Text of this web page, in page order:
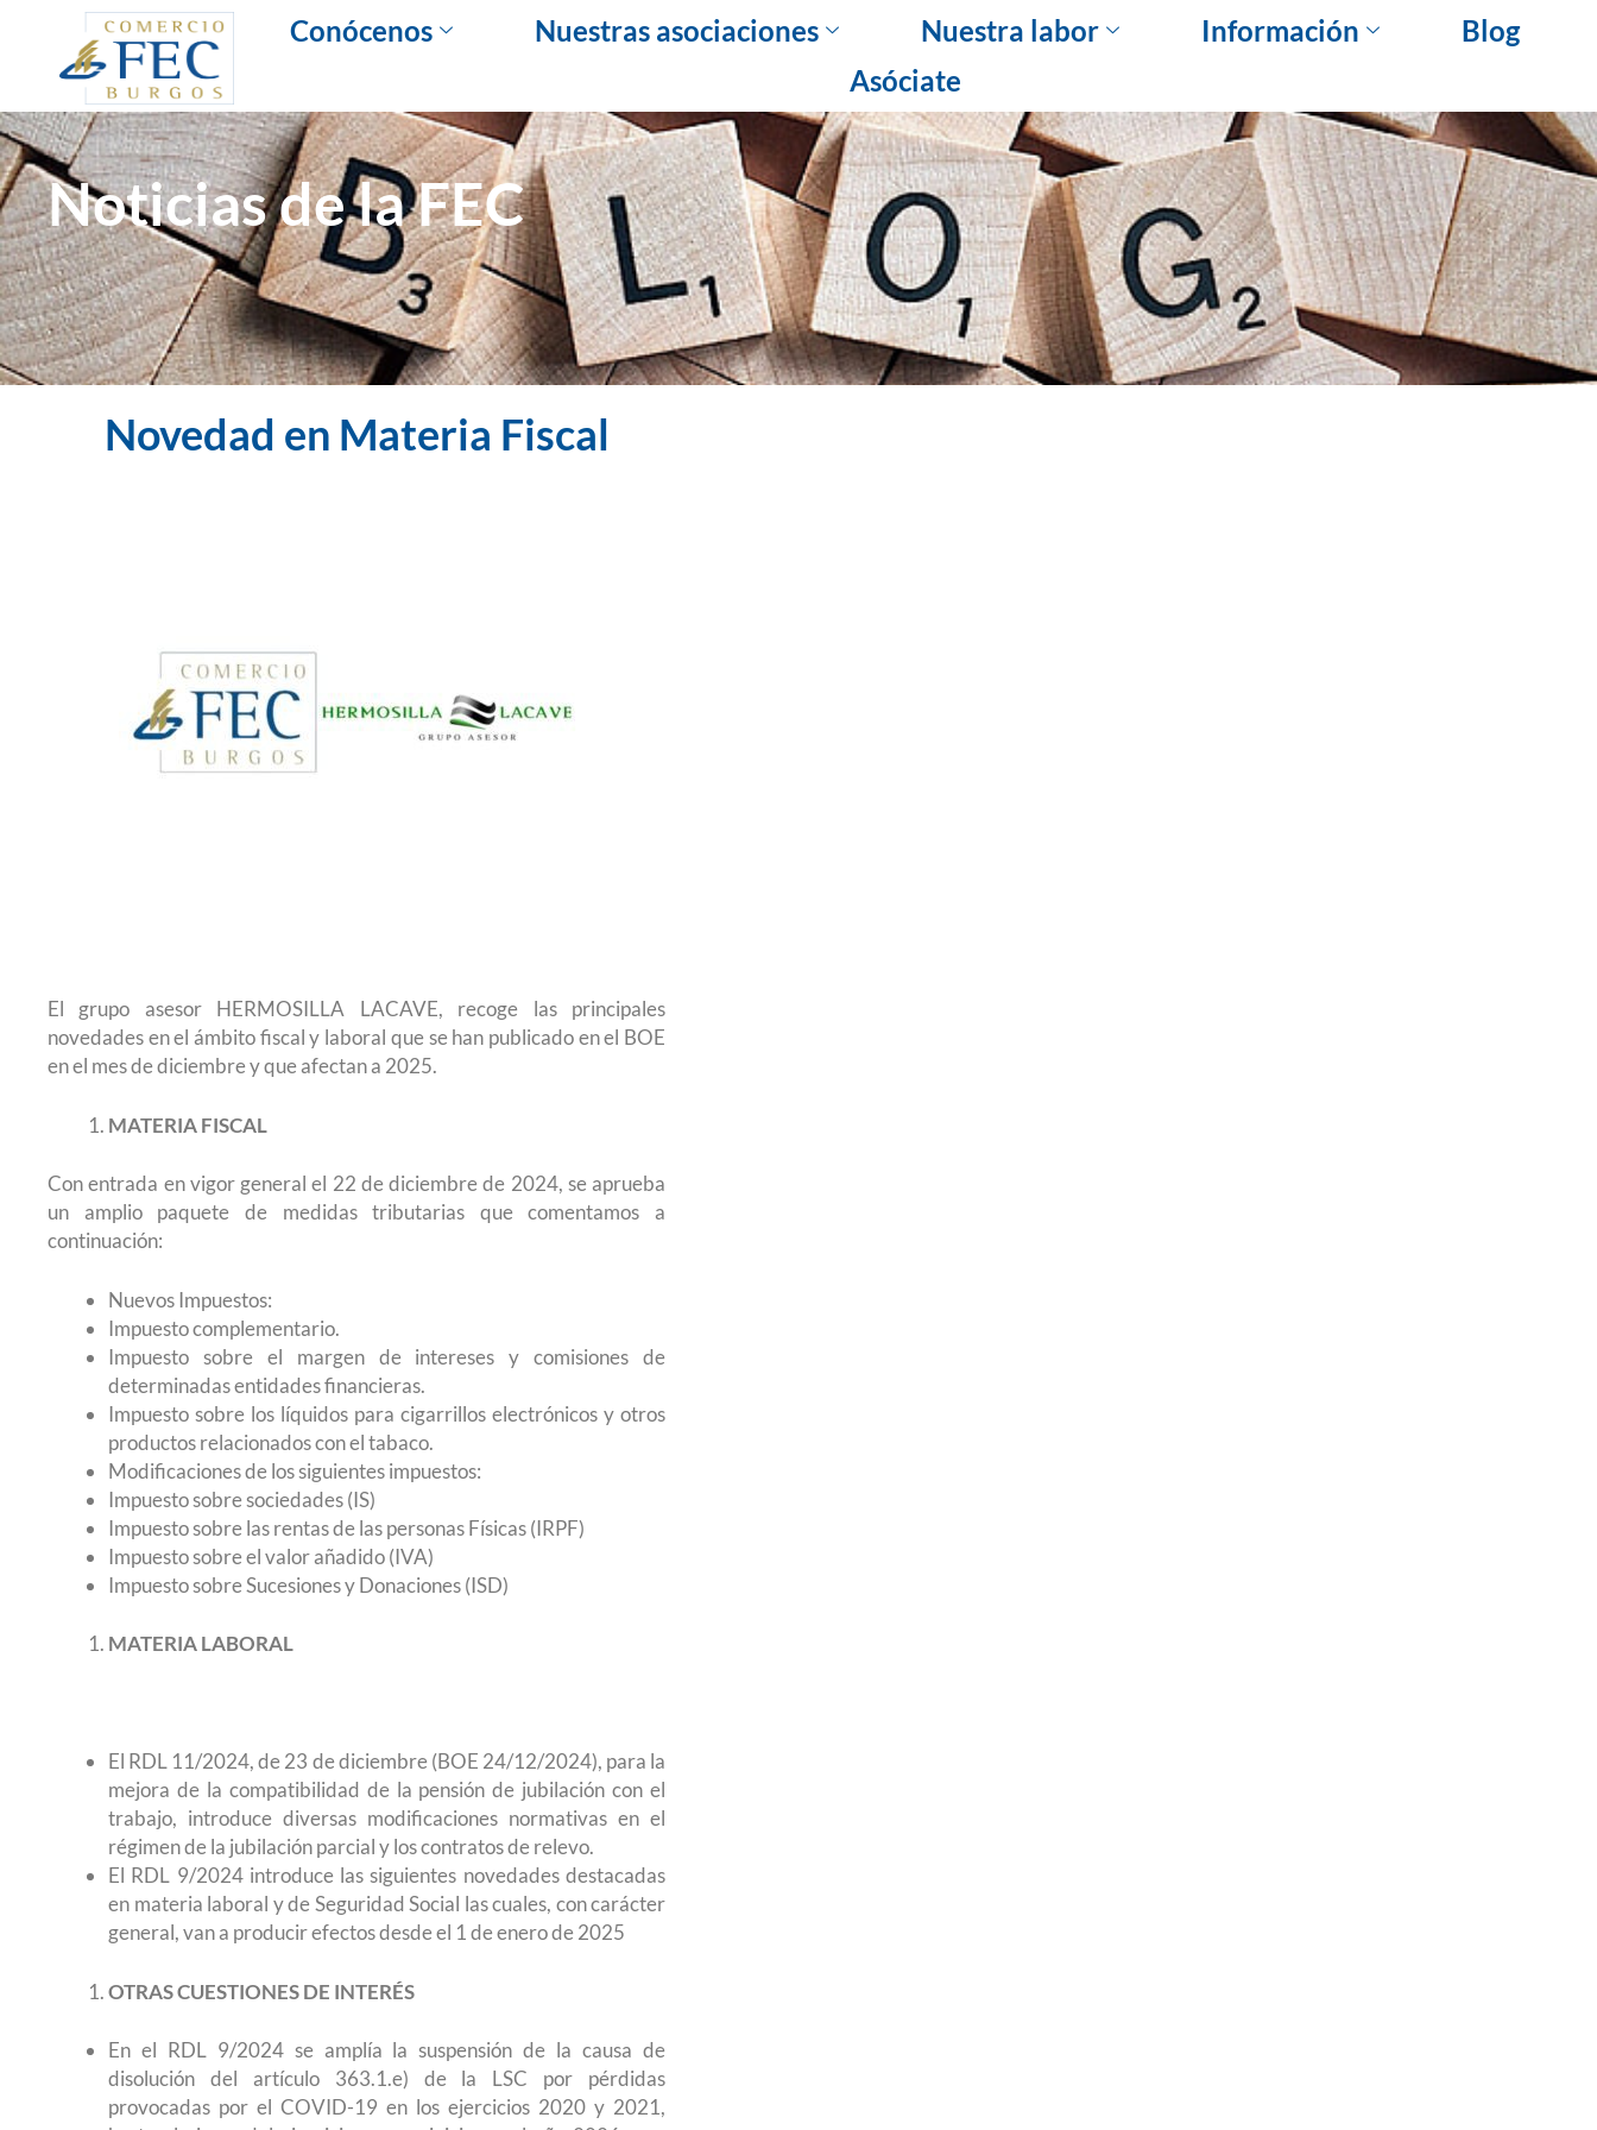
Conócenos Nuestras asociaciones Nuestra labor Información
Blog
Asóciate
Noticias de la FEC
Novedad en Materia Fiscal
El grupo asesor HERMOSILLA LACAVE, recoge las principales
novedades en el ámbito fiscal y laboral que se han publicado en el BOE
en el mes de diciembre y que afectan a 2025.
MATERIA FISCAL
Con entrada en vigor general el 22 de diciembre de 2024, se aprueba
un amplio paquete de medidas tributarias que comentamos a
continuación:
Nuevos Impuestos:
Impuesto complementario.
Impuesto sobre el margen de intereses y comisiones de
determinadas entidades financieras.
Impuesto sobre los líquidos para cigarrillos electrónicos y otros
productos relacionados con el tabaco.
Modificaciones de los siguientes impuestos:
Impuesto sobre sociedades (IS)
Impuesto sobre las rentas de las personas Físicas (IRPF)
Impuesto sobre el valor añadido (IVA)
Impuesto sobre Sucesiones y Donaciones (ISD)
MATERIA LABORAL
El RDL 11/2024, de 23 de diciembre (BOE 24/12/2024), para la
mejora de la compatibilidad de la pensión de jubilación con el
trabajo, introduce diversas modificaciones normativas en el
régimen de la jubilación parcial y los contratos de relevo.
El RDL 9/2024 introduce las siguientes novedades destacadas
en materia laboral y de Seguridad Social las cuales, con carácter
general, van a producir efectos desde el 1 de enero de 2025
OTRAS CUESTIONES DE INTERÉS
En el RDL 9/2024 se amplía la suspensión de la causa de
disolución del artículo 363.1.e) de la LSC por pérdidas
provocadas por el COVID-19 en los ejercicios 2020 y 2021,